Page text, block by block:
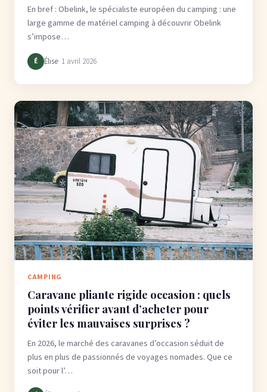
En bref : Obelink, le spécialiste européen du camping : une
large gamme de matériel camping à découvrir Obelink
s’impose…
É Élise· 1 avril 2026
CAMPING
Caravane pliante rigide occasion : quels
points vérifier avant d’acheter pour
éviter les mauvaises surprises ?
En 2026, le marché des caravanes d’occasion séduit de
plus en plus de passionnés de voyages nomades. Que ce
soit pour l’…